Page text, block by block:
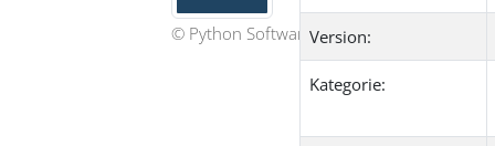
© Python Software Foundation
Version:
Kategorie: